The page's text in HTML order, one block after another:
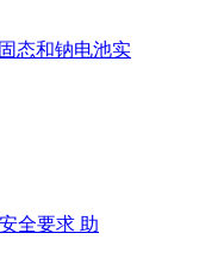
态和钠电池实
全要求 助